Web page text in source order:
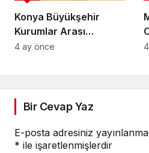
Konya Büyükşehir
Kurumlar Arası
Voleybol Turnuvası
4 ay önce
Bir Cevap Yaz
E-posta adresiniz
* ile işaretlenmişlerdir